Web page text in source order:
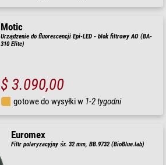
Motic
Urządzenie do fluorescencji Epi-LED - blok filtrowy AO (BA-
310 Elite)
$ 3.090,00
gotowe do wysyłki w 1-2 tygodni
Euromex
Filtr polaryzacyjny śr. 32 mm, BB.9732 (BioBlue.lab)